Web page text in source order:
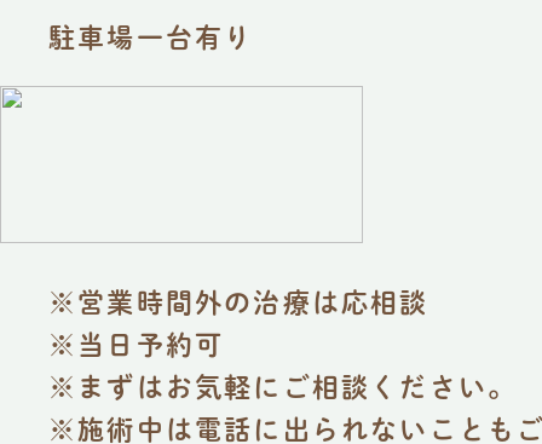
駐車場一台有り
※営業時間外の治療は応相談
※当日予約可
※まずはお気軽にご相談ください。
※施術中は電話に出られないことも